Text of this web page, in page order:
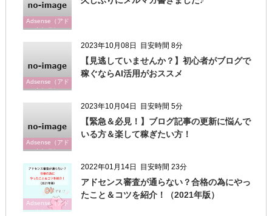
Adsense（アド
センス）
Adsense（アド
センス）
2023年10月08日 目安時間 8分
【見逃していませんか？】初心者がブログで
稼ぐならAI活用がおススメ
Adsense（アド
センス）
2023年10月04日 目安時間 5分
【緊急＆必見！】ブログ記事の更新に悩んで
いる方＆楽して稼ぎたい方！
Adsense（アド
センス）
2022年01月14日 目安時間 23分
アドセンス審査が通らない？合格の為にやっ
たこと＆コツを紹介！（2021年版）